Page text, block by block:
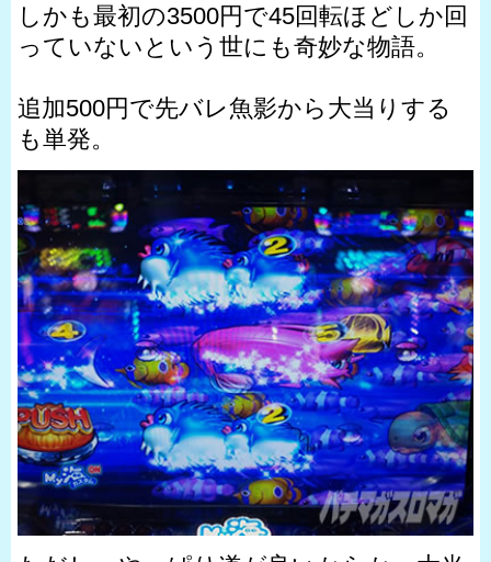
しかも最初の3500円で45回転ほどしか回
っていないという世にも奇妙な物語。
追加500円で先バレ魚影から大当りする
も単発。